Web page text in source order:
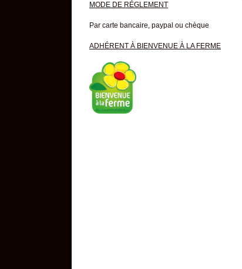
MODE DE RÉGLEMENT
Par carte bancaire, paypal ou chèque
ADHÉRENT À BIENVENUE À LA FERME